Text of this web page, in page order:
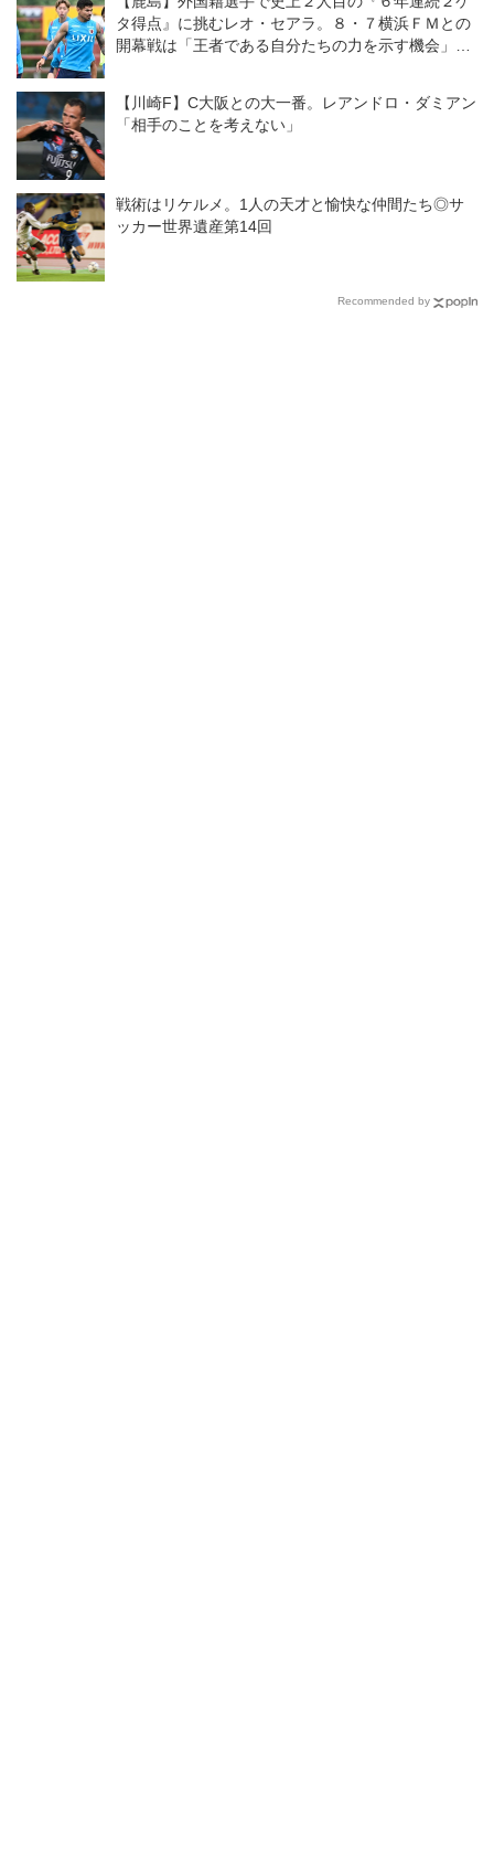
タ得点』に挑むレオ・セアラ。８・７横浜ＦＭとの
開幕戦は「王者である自分たちの力を示す機会」と
【川崎F】C大阪との大一番。レアンドロ・ダミアン
「相手のことを考えない」
戦術はリケルメ。1人の天才と愉快な仲間たち◎サ
ッカー世界遺産第14回
Recommended by